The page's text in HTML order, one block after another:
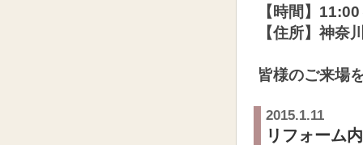
【時間】
【住所】神奈
皆様のご来場
2015.1.11
リフォーム